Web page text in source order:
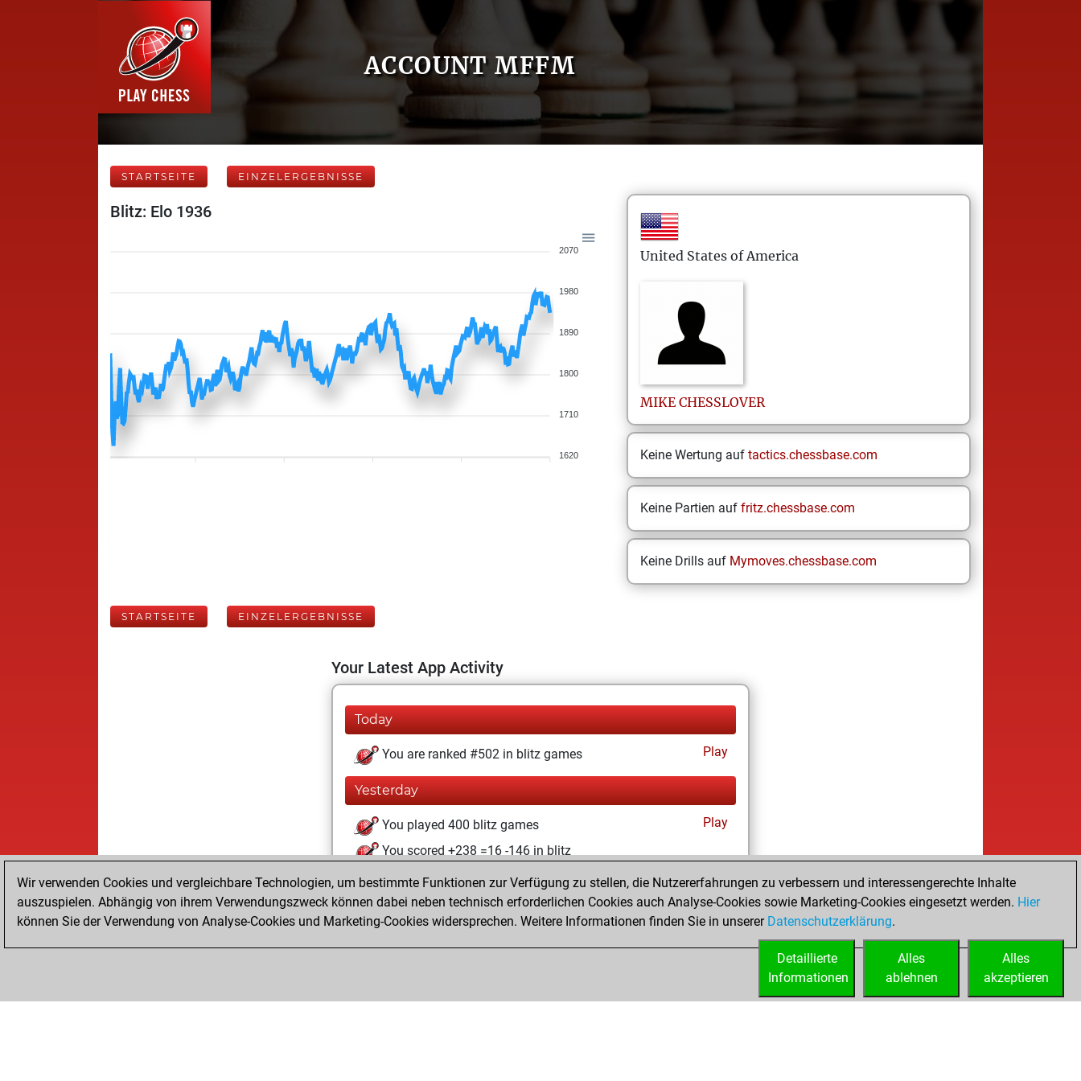
ACCOUNT MFFM
STARTSEITE EINZELERGEBNISSE
Blitz: Elo 1936
2070
1980
1890
1800
1710
1620
United States of America
MIKE CHESSLOVER
Keine Wertung auf tactics.chessbase.com
Keine Partien auf fritz.chessbase.com
Keine Drills auf Mymoves.chessbase.com
STARTSEITE EINZELERGEBNISSE
Your Latest App Activity
Today
You are ranked #502 in blitz games Play
Yesterday
You played 400 blitz games
Play
You scored +238 =16 -146 in blitz
Montag, April 13, 2020
You created your Play account Play
Wir verwenden Cookies und vergleichbare Technologien, um bestimmte Funktionen zur Verfügung zu stellen, die Nutzererfahrungen zu verbessern und interessengerechte Inhalte
auszuspielen. Abhängig von ihrem Verwendungszweck können dabei neben technisch erforderlichen Cookies auch Analyse-Cookies sowie Marketing-Cookies eingesetzt werden. Hier
können Sie der Verwendung von Analyse-Cookies und Marketing-Cookies widersprechen. Weitere Informationen finden Sie in unserer Datenschutzerklärung.
Alles
akzeptieren
Alles
ablehnen
Detaillierte
Informationen